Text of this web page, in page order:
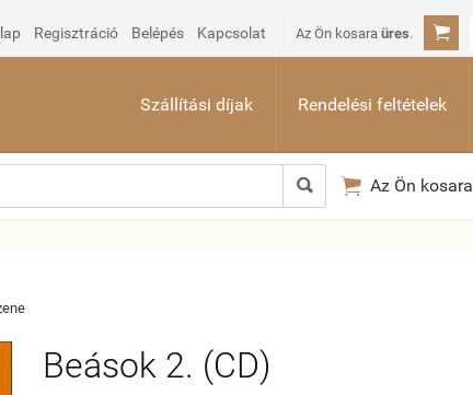
Regisztráció Belépés Kapcsolat Az Ön kosara üres. 
Szállítási díjak Rendelési feltételek
  Az Ön kosara
Beások 2. (CD)